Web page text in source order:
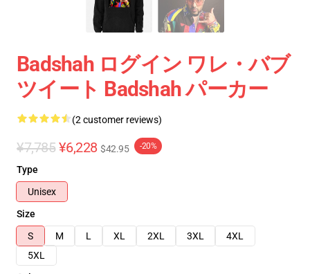
Badshah ログイン ワレ・バブ
ツイート Badshah パーカー
(2 customer reviews)
¥7,785 ¥6,228 $42.95 -20%
Type
Unisex
Size
S
M L XL 2XL 3XL
4XL
5XL